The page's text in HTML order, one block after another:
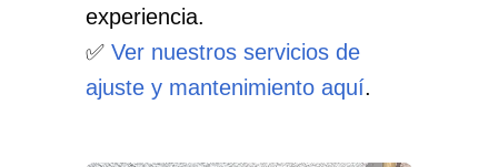
experiencia.
✅ Ver nuestros servicios de
ajuste y mantenimiento aquí.